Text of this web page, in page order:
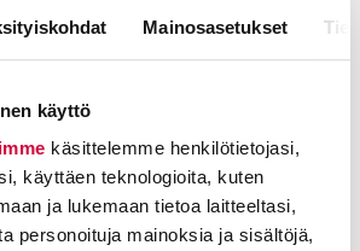
Mainosasetukset
käyttö
käsittelemme henkilötietojasi,
käyttäen teknologioita, kuten
ja lukemaan tietoa laitteeltasi,
personoituja mainoksia ja sisältöjä,
järjestää lasten ja nuorten
Ammattiliitto JHL on antanut
loma-aikoja koskevasta